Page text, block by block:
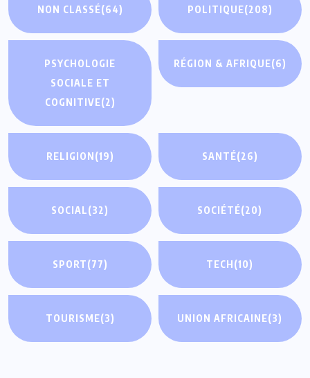
NON CLASSÉ(64) POLITIQUE(208)
PSYCHOLOGIE
SOCIALE ET
COGNITIVE(2)
RÉGION & AFRIQUE(6)
RELIGION(19) SANTÉ(26)
SOCIAL(32) SOCIÉTÉ(20)
SPORT(77) TECH(10)
TOURISME(3) UNION AFRICAINE(3)